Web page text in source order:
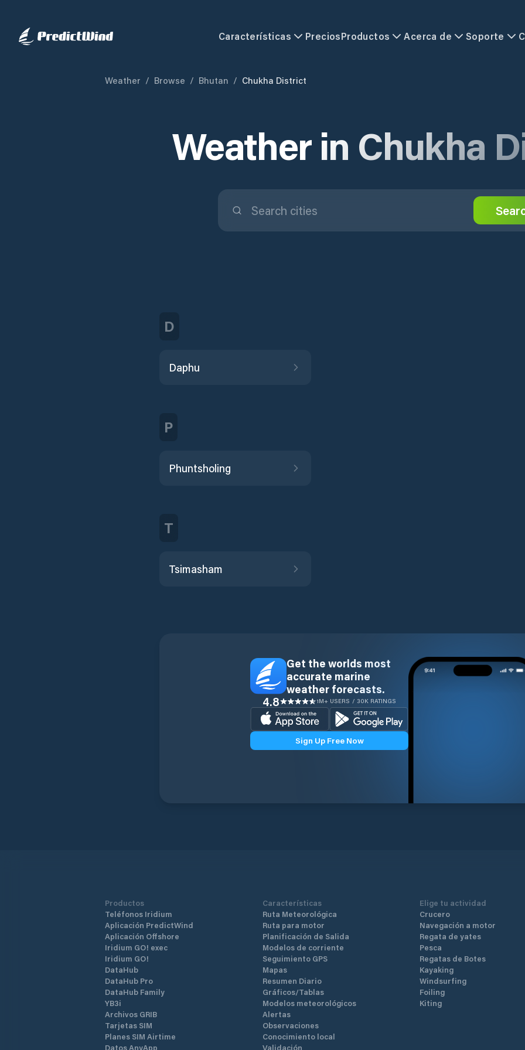
Características PreciosProductos Acerca de Soporte
Weather / Browse / Bhutan / Chukha District
Weather in Chukha
D
Daphu
P
Phuntsholing
T
Tsimasham
Get the worlds most
accurate marine
weather forecasts.
4.8 1M+ USERS / 30K RATINGS
Sign Up Free Now
Productos
Teléfonos Iridium
Aplicación PredictWind
Aplicación Offshore
Iridium GO! exec
Iridium GO!
DataHub
DataHub Pro
DataHub Family
YB3i
Archivos GRIB
Tarjetas SIM
Planes SIM Airtime
Datos AnyApp
Características
Ruta Meteorológica
Ruta para motor
Planificación de Salida
Modelos de corriente
Seguimiento GPS
Mapas
Resumen Diario
Gráficos/Tablas
Modelos meteorológicos
Alertas
Observaciones
Conocimiento local
Validación
Elige tu actividad
Crucero
Navegación a motor
Regata de yates
Pesca
Regatas de Botes
Kayaking
Windsurfing
Foiling
Kiting